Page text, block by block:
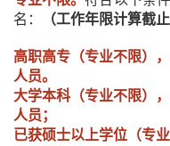
名：
（工作年限计算截
高职高专（专业不限）
人员。
大学本科（专业不限）
人员；
已获硕士以上学位（专